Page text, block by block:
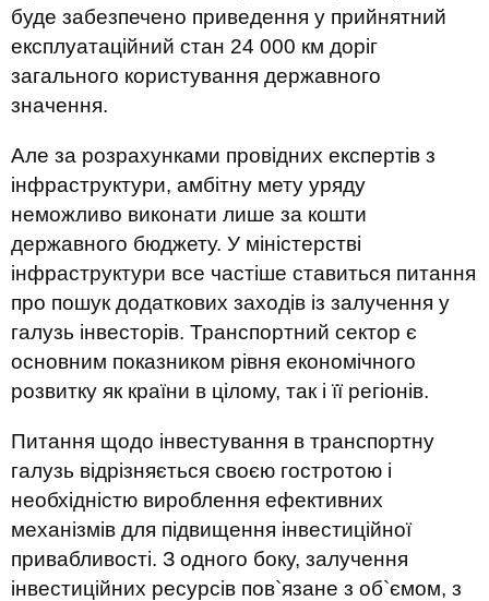
буде забезпечено приведення у прийнятний
експлуатаційний стан 24 000 км доріг
загального користування державного
значення.
Але за розрахунками провідних експертів з
інфраструктури, амбітну мету уряду
неможливо виконати лише за кошти
державного бюджету. У міністерстві
інфраструктури все частіше ставиться питання
про пошук додаткових заходів із залучення у
галузь інвесторів. Транспортний сектор є
основним показником рівня економічного
розвитку як країни в цілому, так і її регіонів.
Питання щодо інвестування в транспортну
галузь відрізняється своєю гостротою і
необхідністю вироблення ефективних
механізмів для підвищення інвестиційної
привабливості. З одного боку, залучення
інвестиційних ресурсів пов`язане з об`ємом, з